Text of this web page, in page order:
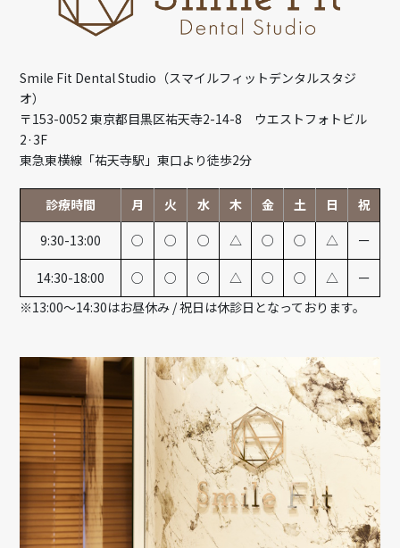
Smile Fit Dental Studio（スマイルフィットデンタルスタジ
オ）
〒153-0052 東京都目黒区祐天寺2-14-8 ウエストフォトビル
2·3F
東急東横線「祐天寺駅」東口より徒歩2分
診療時間 月 火 水 木 金 土 日
祝
9:30-13:00
○ ○ ○ △ ○ ○ △ ー
14:30-18:00 ○ ○ ○ △ ○ ○ △
ー
※13:00～14:30はお昼休み / 祝日は休診日となっております。